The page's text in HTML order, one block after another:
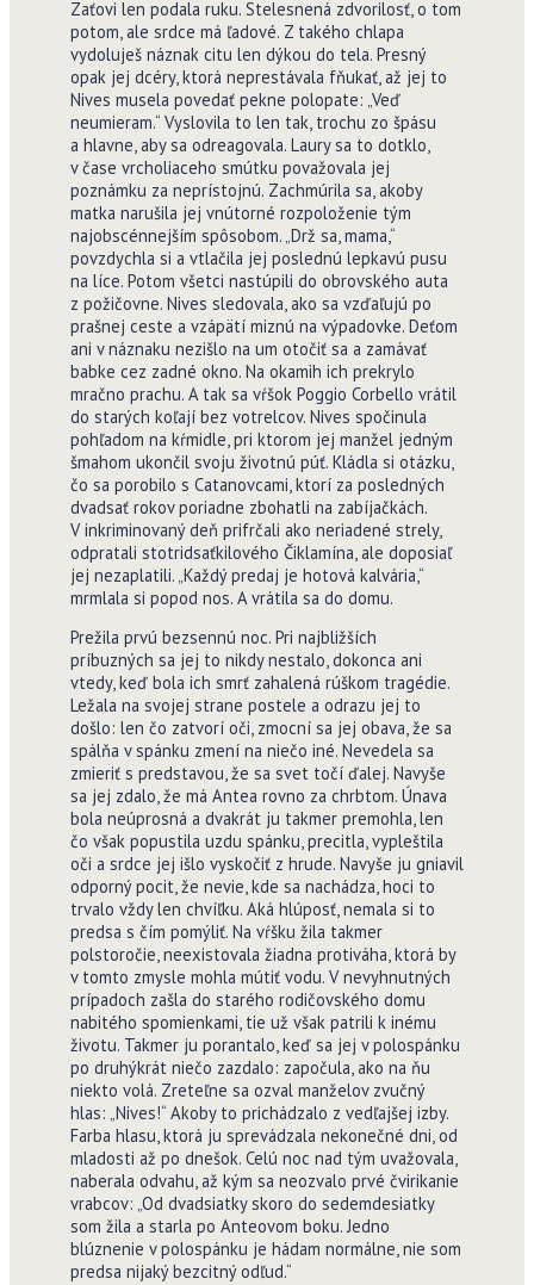
Zaťovi len podala ruku. Stelesnená zdvorilosť, o tom
potom, ale srdce má ľadové. Z takého chlapa
vydoluješ náznak citu len dýkou do tela. Presný
opak jej dcéry, ktorá neprestávala fňukať, až jej to
Nives musela povedať pekne polopate: „Veď
neumieram.“ Vyslovila to len tak, trochu zo špásu
a hlavne, aby sa odreagovala. Laury sa to dotklo,
v čase vrcholiaceho smútku považovala jej
poznámku za neprístojnú. Zachmúrila sa, akoby
matka narušila jej vnútorné rozpoloženie tým
najobscénnejším spôsobom. „Drž sa, mama,“
povzdychla si a vtlačila jej poslednú lepkavú pusu
na líce. Potom všetci nastúpili do obrovského auta
z požičovne. Nives sledovala, ako sa vzďaľujú po
prašnej ceste a vzápätí miznú na výpadovke. Deťom
ani v náznaku nezišlo na um otočiť sa a zamávať
babke cez zadné okno. Na okamih ich prekrylo
mračno prachu. A tak sa vŕšok Poggio Corbello vrátil
do starých koľají bez votrelcov. Nives spočinula
pohľadom na kŕmidle, pri ktorom jej manžel jedným
šmahom ukončil svoju životnú púť. Kládla si otázku,
čo sa porobilo s Catanovcami, ktorí za posledných
dvadsať rokov poriadne zbohatli na zabíjačkách.
V inkriminovaný deň prifrčali ako neriadené strely,
odpratali stotridsaťkilového Čiklamína, ale doposiaľ
jej nezaplatili. „Každý predaj je hotová kalvária,“
mrmlala si popod nos. A vrátila sa do domu.
Prežila prvú bezsennú noc. Pri najbližších
príbuzných sa jej to nikdy nestalo, dokonca ani
vtedy, keď bola ich smrť zahalená rúškom tragédie.
Ležala na svojej strane postele a odrazu jej to
došlo: len čo zatvorí oči, zmocní sa jej obava, že sa
spálňa v spánku zmení na niečo iné. Nevedela sa
zmieriť s predstavou, že sa svet točí ďalej. Navyše
sa jej zdalo, že má Antea rovno za chrbtom. Únava
bola neúprosná a dvakrát ju takmer premohla, len
čo však popustila uzdu spánku, precitla, vypleštila
oči a srdce jej išlo vyskočiť z hrude. Navyše ju gniavil
odporný pocit, že nevie, kde sa nachádza, hoci to
trvalo vždy len chvíľku. Aká hlúposť, nemala si to
predsa s čím pomýliť. Na vŕšku žila takmer
polstoročie, neexistovala žiadna protiváha, ktorá by
v tomto zmysle mohla mútiť vodu. V nevyhnutných
prípadoch zašla do starého rodičovského domu
nabitého spomienkami, tie už však patrili k inému
životu. Takmer ju porantalo, keď sa jej v polospánku
po druhýkrát niečo zazdalo: započula, ako na ňu
niekto volá. Zreteľne sa ozval manželov zvučný
hlas: „Nives!“ Akoby to prichádzalo z vedľajšej izby.
Farba hlasu, ktorá ju sprevádzala nekonečné dni, od
mladosti až po dnešok. Celú noc nad tým uvažovala,
naberala odvahu, až kým sa neozvalo prvé čvirikanie
vrabcov: „Od dvadsiatky skoro do sedemdesiatky
som žila a starla po Anteovom boku. Jedno
blúznenie v polospánku je hádam normálne, nie som
predsa nijaký bezcitný odľud.“